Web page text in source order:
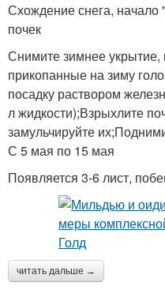
Схождение снега,
почек
Снимите зимнее укрытие,
прикопанные на зиму
посадку раствором
л жидкости);Взрыхлите
замульчируйте
С 5 мая по 15 мая
Появляется 3-6 лист,
читать дальше →